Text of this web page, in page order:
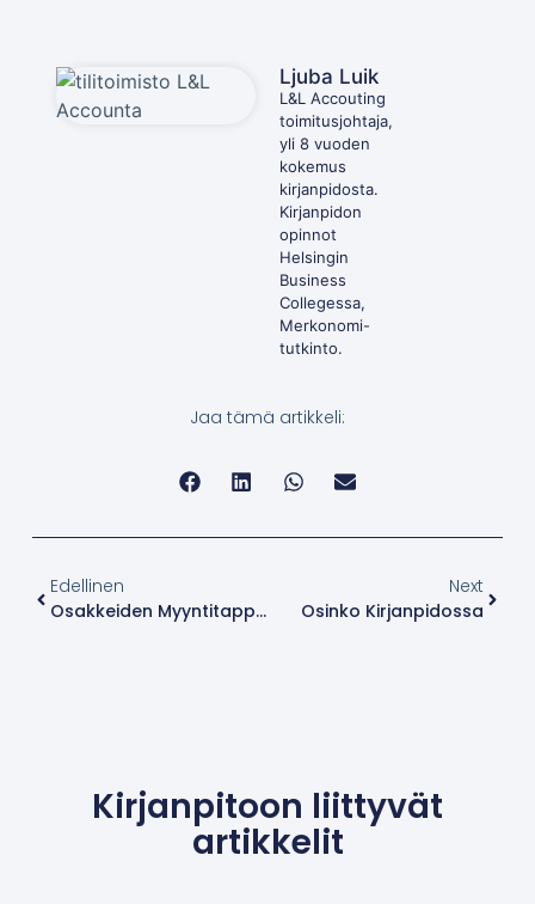
Ljuba Luik
L&L Accouting
toimitusjohtaja,
yli 8 vuoden
kokemus
kirjanpidosta.
Kirjanpidon
opinnot
Helsingin
Business
Collegessa,
Merkonomi-
tutkinto.
Jaa tämä artikkeli:
Edellinen
Osakkeiden Myyntitappio Kirjanpidossa
Next
Osinko Kirjanpidossa
Kirjanpitoon liittyvät
artikkelit